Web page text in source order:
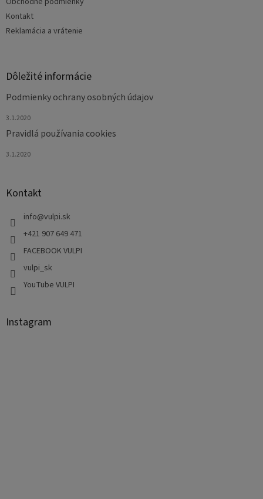
Kontakt
Reklamácia a vrátenie
Dôležité informácie
Podmienky ochrany osobných údajov
3.1.2020
Pravidlá používania cookies
3.1.2020
Kontakt
info@vulpi.sk
+421 907 649 471
FACEBOOK VULPI
vulpi_sk
YouTube VULPI
Instagram